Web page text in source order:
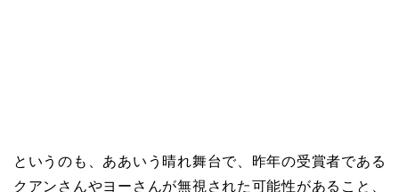
というのも、ああいう晴れ舞台で、昨年の受賞者である
クアンさんやヨーさんが無視された可能性があること、